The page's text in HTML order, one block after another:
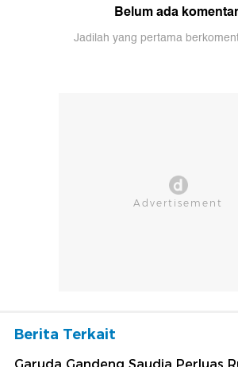
Belum ada
Jadilah yang pertama
Berita Terkait